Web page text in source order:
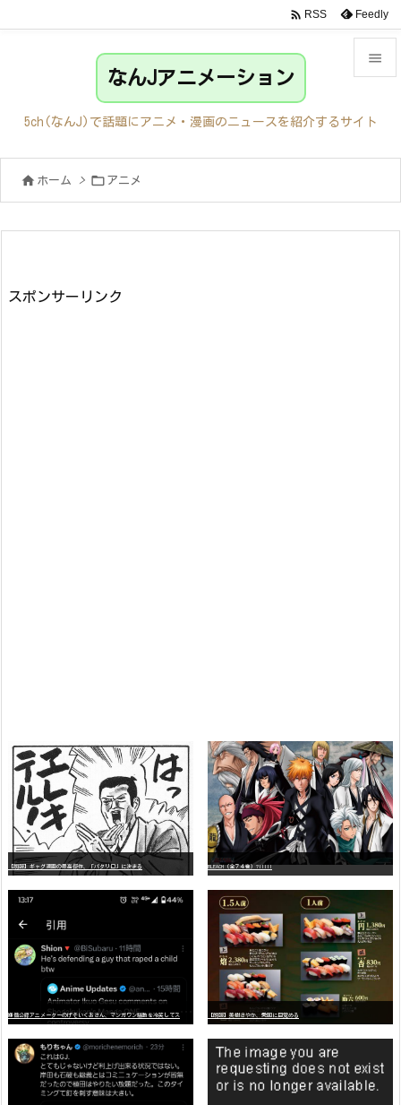

サイド
前へ

 RSS Feedly
なんJアニメーション
5ch(なんJ)で話題にアニメ・漫画のニュースを紹介するサイト
 ホーム >  アニメ
スポンサーリンク
【朗報】ギャグ漫画の最高傑作、「パタリロ」に決まる BLEACH（全７４巻）?!!!!!
【朗報】美樹さやか、愛国に目覚める